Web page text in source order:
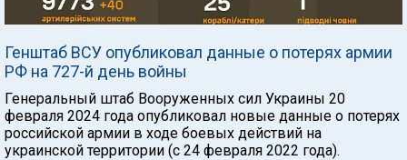
Генштаб ВСУ опубликовал данные о потерях армии
РФ на 727-й день войны
Генеральный штаб Вооруженных сил Украины 20
февраля 2024 года опубликовал новые данные о потерях
российской армии в ходе боевых действий на
украинской территории (с 24 февраля 2022 года).